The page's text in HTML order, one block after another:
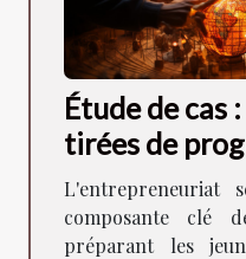
Étude de cas
tirées de
travers le
L'entrepreneuriat
composante clé
préparant les